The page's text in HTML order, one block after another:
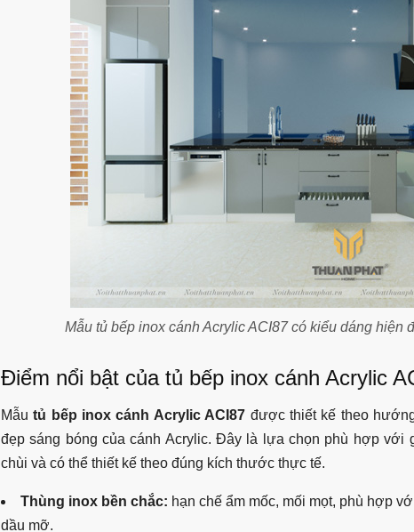
Mẫu tủ bếp inox cánh Acrylic ACI87 có kiểu dáng hiện
Điểm nổi bật của tủ bếp inox cánh Acrylic
Mẫutủ bếp inox cánh Acrylic ACI87 được thiết kế theo
đẹp sáng bóng của cánh Acrylic. Đây là lựa chọn phù hợp với
chùi và có thể thiết kế theo đúng kích thước thực tế.
Thùng inox bền chắc: hạn chế ẩm mốc, mối mọt, phù hợp
dầu mỡ.